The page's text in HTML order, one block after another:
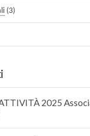
(3)
2025